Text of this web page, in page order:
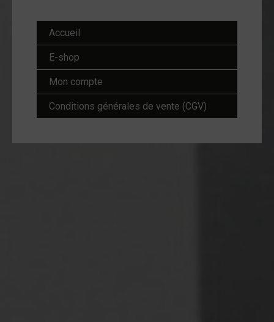
Accueil
E-shop
Mon compte
Conditions générales de vente (CGV)